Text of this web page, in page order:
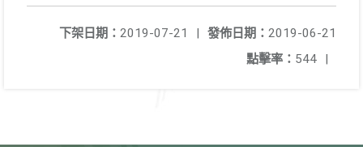
發佈日期： 2019-06-21
下架日期： 2019-07-21
|
點擊率： 544 |